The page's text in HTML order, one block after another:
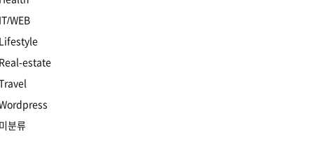
WEB
estate
분류